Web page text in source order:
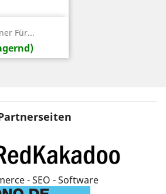
Für...
- SEO - Software